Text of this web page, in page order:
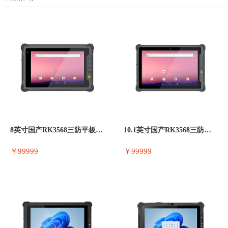
8英寸国产RK3568三防平板电脑 DT
￥99999
10.1英寸国产RK3568三防平板电脑
￥99999